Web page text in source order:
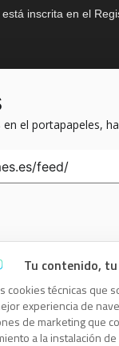
Tu contenido,
cookies técnicas que
experiencia de
de marketing que
a la instalación
está inscrita en el
en el portapapeles,
el portapapeles,